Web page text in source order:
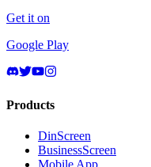
Get it on
Google Play
Products
DinScreen
BusinessScreen
Mobile App